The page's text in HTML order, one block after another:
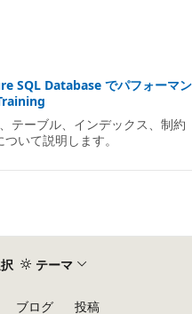
SQL Database でパフォーマン
テーブル、インデックス、制約
いて説明します。
テーマ
ブログ 投稿